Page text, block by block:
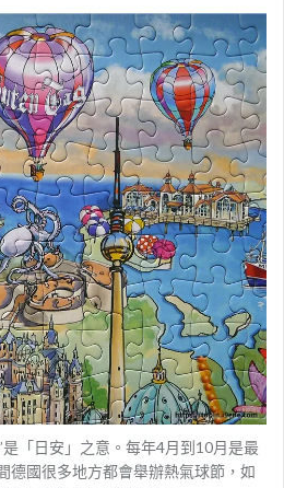
「日安」之意。每年4月到10月是最
德國很多地方都會舉辦熱氣球節，如